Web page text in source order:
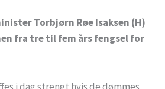
Torbjørn Røe Isaksen (H)
fra tre til fem års fengsel for